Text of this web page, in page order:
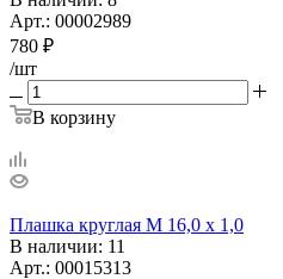
Арт.: 00002989
780 ₽
/шт
В корзину
Плашка круглая М 16,0 х 1,0
В наличии: 11
Арт.: 00015313